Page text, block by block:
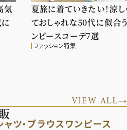
気
夏旅に着ていきたい！涼し
ておしゃれな50代に似合
ンピースコーデ7選
ファッション特集
VIEW ALL
ャツ・ブラウス ワンピース